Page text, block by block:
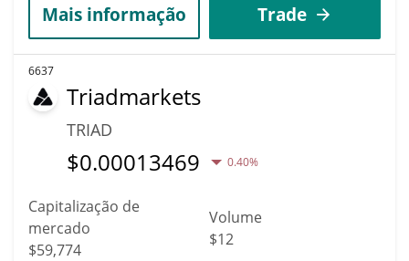
Mais informação Trade
6637
Triadmarkets
TRIAD
$0.00013469 0.40%
Capitalização de
mercado
$59,774
Volume
$12